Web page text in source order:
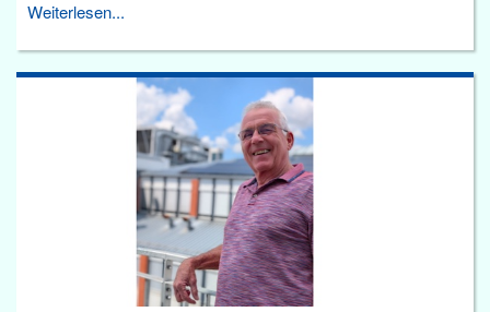
Weiterlesen...